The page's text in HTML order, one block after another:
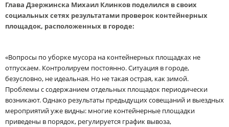
Глава Дзержинска Михаил Клинков поделился в своих
социальных сетях результатами проверок контейнерных
площадок, расположенных в городе:
«Вопросы по уборке мусора на контейнерных площадках не
отпускаем. Контролируем постоянно. Ситуация в городе,
безусловно, не идеальная. Но не такая острая, как зимой.
Проблемы с содержанием отдельных площадок периодически
возникают. Однако результаты предыдущих совещаний и выездных
мероприятий уже видны: многие контейнерные площадки
приведены в порядок, регулируется график вывоза,